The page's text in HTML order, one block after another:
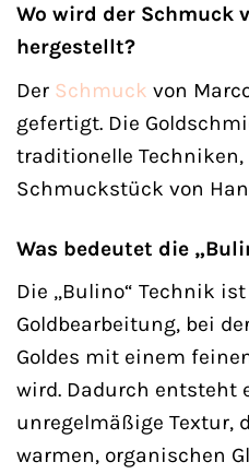
Wo wird der Schmuck
hergestellt?
Der Schmuck von
gefertigt. Die
traditionelle Techniken,
Schmuckstück von
Was bedeutet die
Die „Bulino“ Technik
Goldbearbeitung, bei
Goldes mit einem
wird. Dadurch entsteht
unregelmäßige Textur,
warmen, organischen